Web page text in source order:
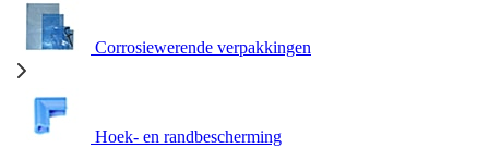
Corrosiewerende verpakkingen
Hoek- en randbescherming